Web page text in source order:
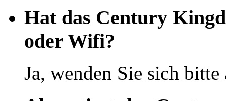
Hat das Century
oder Wifi?
Ja, wenden Sie sich